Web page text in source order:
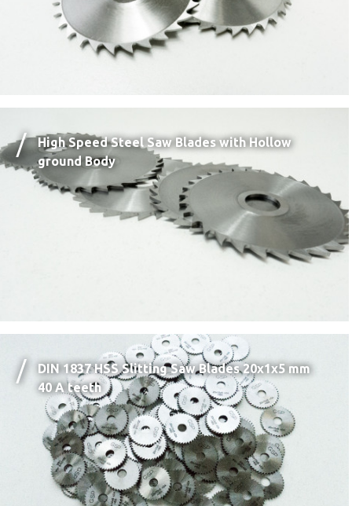
High Speed Steel Saw Blades with Hollow
ground Body
DIN 1837 HSS Slitting Saw Blades 20x1x5 mm
40 A teeth